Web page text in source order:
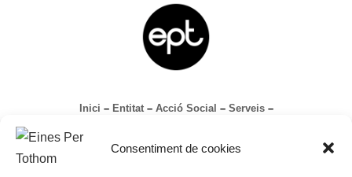
Consentiment de cookies
Inici – Entitat– Acció Social – Serveis–
Avís legal
Política de Privacitat